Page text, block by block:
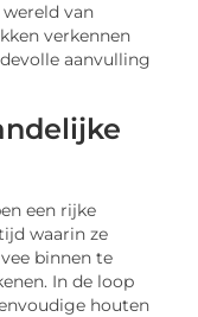
wereld van
verkennen
aanvulling
een rijke
waarin ze
binnen te
In de loop
houten